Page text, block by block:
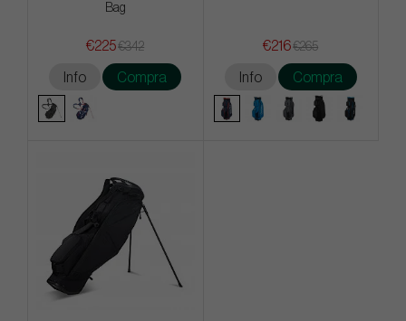
Bag
€225€342
Info Compra
€216€265
Info Compra